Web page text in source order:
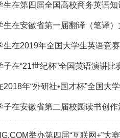
生在第四届全国高校商务英语
生在安徽省第一届翻译（笔译
生在2019年全国大学生英语竞
子在“21世纪杯”全国英语演讲
2018年“外研社•国才杯”全国大
子在安徽省第二届校园读书创作
举办第四届“互联网+”大